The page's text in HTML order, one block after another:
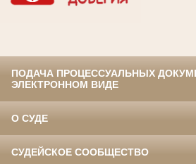
ПОДАЧА ПРОЦЕССУАЛЬНЫХ
ЭЛЕКТРОННОМ ВИДЕ
О СУДЕ
СУДЕЙСКОЕ СООБЩЕСТВО